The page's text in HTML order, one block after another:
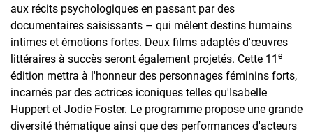
aux récits psychologiques en passant par des
documentaires saisissants – qui mêlent destins humains
intimes et émotions fortes. Deux films adaptés d'œuvres
littéraires à succès seront également projetés. Cette 11 e
édition mettra à l'honneur des personnages féminins forts,
incarnés par des actrices iconiques telles qu'Isabelle
Huppert et Jodie Foster. Le programme propose une grande
diversité thématique ainsi que des performances d'acteurs